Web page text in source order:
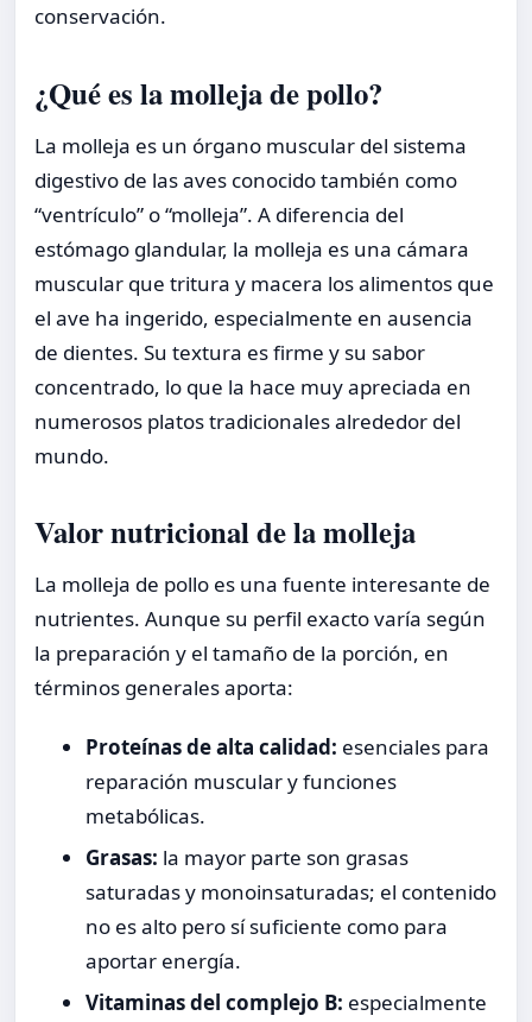
conservación.
¿Qué es la molleja de pollo?
La molleja es un órgano muscular del sistema
digestivo de las aves conocido también como
“ventrículo” o “molleja”. A diferencia del
estómago glandular, la molleja es una cámara
muscular que tritura y macera los alimentos que
el ave ha ingerido, especialmente en ausencia
de dientes. Su textura es firme y su sabor
concentrado, lo que la hace muy apreciada en
numerosos platos tradicionales alrededor del
mundo.
Valor nutricional de la molleja
La molleja de pollo es una fuente interesante de
nutrientes. Aunque su perfil exacto varía según
la preparación y el tamaño de la porción, en
términos generales aporta:
Proteínas de alta calidad: esenciales para
reparación muscular y funciones
metabólicas.
Grasas: la mayor parte son grasas
saturadas y monoinsaturadas; el contenido
no es alto pero sí suficiente como para
aportar energía.
Vitaminas del complejo B: especialmente